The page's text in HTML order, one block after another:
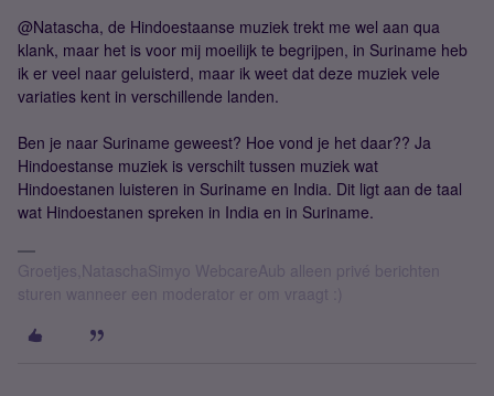
@Natascha, de Hindoestaanse muziek trekt me wel aan qua
klank, maar het is voor mij moeilijk te begrijpen, in Suriname heb
ik er veel naar geluisterd, maar ik weet dat deze muziek vele
variaties kent in verschillende landen.
Ben je naar Suriname geweest? Hoe vond je het daar?? Ja
Hindoestanse muziek is verschilt tussen muziek wat
Hindoestanen luisteren in Suriname en India. Dit ligt aan de taal
wat Hindoestanen spreken in India en in Suriname.
Groetjes,NataschaSimyo WebcareAub alleen privé berichten
sturen wanneer een moderator er om vraagt :)